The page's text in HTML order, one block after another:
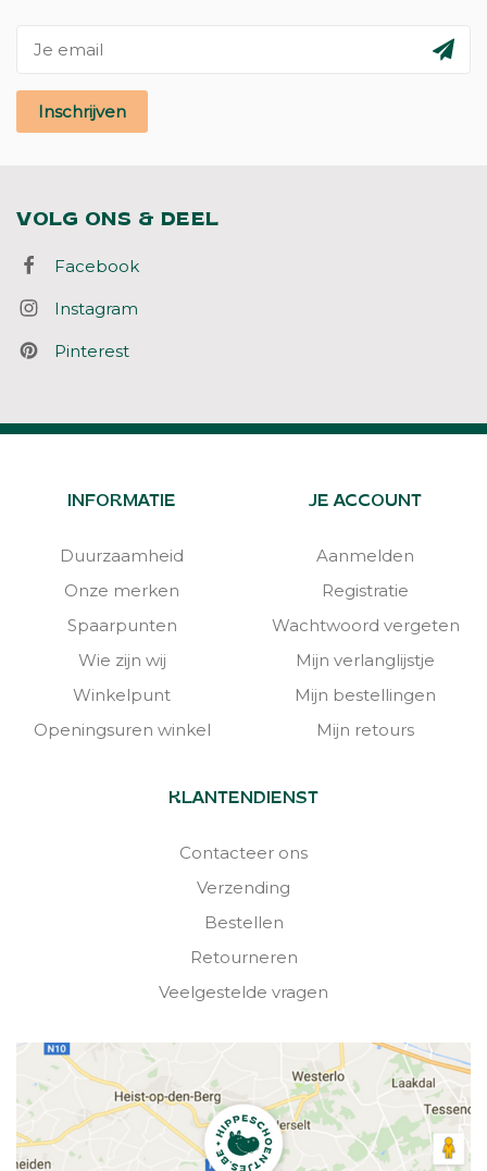
Inschrijven
VOLG ONS & DEEL
Facebook
Instagram
Pinterest
INFORMATIE
Duurzaamheid
Onze merken
Spaarpunten
Wie zijn wij
Winkelpunt
Openingsuren winkel
JE ACCOUNT
Aanmelden
Registratie
Wachtwoord vergeten
Mijn verlanglijstje
Mijn bestellingen
Mijn retours
KLANTENDIENST
Contacteer ons
Verzending
Bestellen
Retourneren
Veelgestelde vragen